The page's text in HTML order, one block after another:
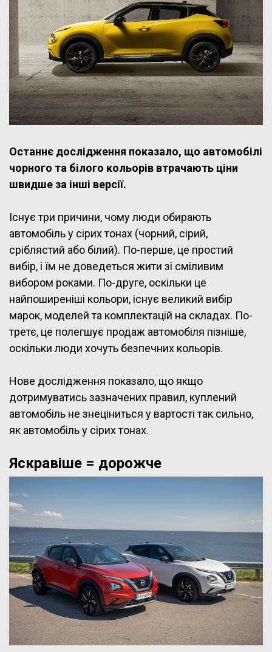
Останнє дослідження показало, що автомобілі
чорного та білого кольорів втрачають ціни
швидше за інші версії.
Існує три причини, чому люди обирають
автомобіль у сірих тонах (чорний, сірий,
сріблястий або білий). По-перше, це простий
вибір, і їм не доведеться жити зі сміливим
вибором роками. По-друге, оскільки це
найпоширеніші кольори, існує великий вибір
марок, моделей та комплектацій на складах. По-
третє, це полегшує продаж автомобіля пізніше,
оскільки люди хочуть безпечних кольорів.
Нове дослідження показало, що якщо
дотримуватись зазначених правил, куплений
автомобіль не знеціниться у вартості так сильно,
як автомобіль у сірих тонах.
Яскравіше = дорожче